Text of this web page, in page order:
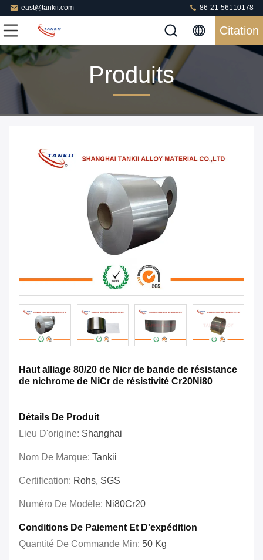
east@tankii.com 86-21-56110178
Citation
Produits
Haut alliage 80/20 de Nicr de bande de résistance
de nichrome de NiCr de résistivité Cr20Ni80
Détails De Produit
Lieu D'origine: Shanghai
Nom De Marque: Tankii
Certification: Rohs, SGS
Numéro De Modèle: Ni80Cr20
Conditions De Paiement Et D'expédition
Quantité De Commande Min: 50 Kg